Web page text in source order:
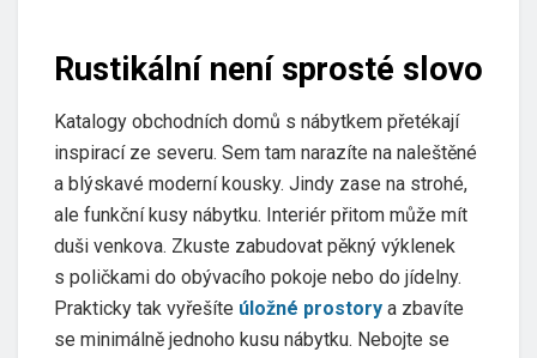
Rustikální není sprosté slovo
Katalogy obchodních domů s nábytkem přetékají
inspirací ze severu. Sem tam narazíte na naleštěné
a blýskavé moderní kousky. Jindy zase na strohé,
ale funkční kusy nábytku. Interiér přitom může mít
duši venkova. Zkuste zabudovat pěkný výklenek
s poličkami do obývacího pokoje nebo do jídelny.
Prakticky tak vyřešíte úložné prostory a zbavíte
se minimálně jednoho kusu nábytku. Nebojte se